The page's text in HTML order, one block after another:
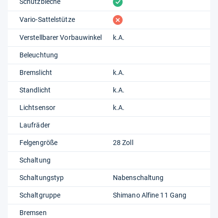
vorhanden
Vario-Sattelstütze fehlt
Verstellbarer Vorbauwinkel k.A.
Beleuchtung
Bremslicht k.A.
Standlicht k.A.
Lichtsensor k.A.
Laufräder
Felgengröße 28 Zoll
Schaltung
Schaltungstyp Nabenschaltung
Schaltgruppe Shimano Alfine 11 Gang
Bremsen